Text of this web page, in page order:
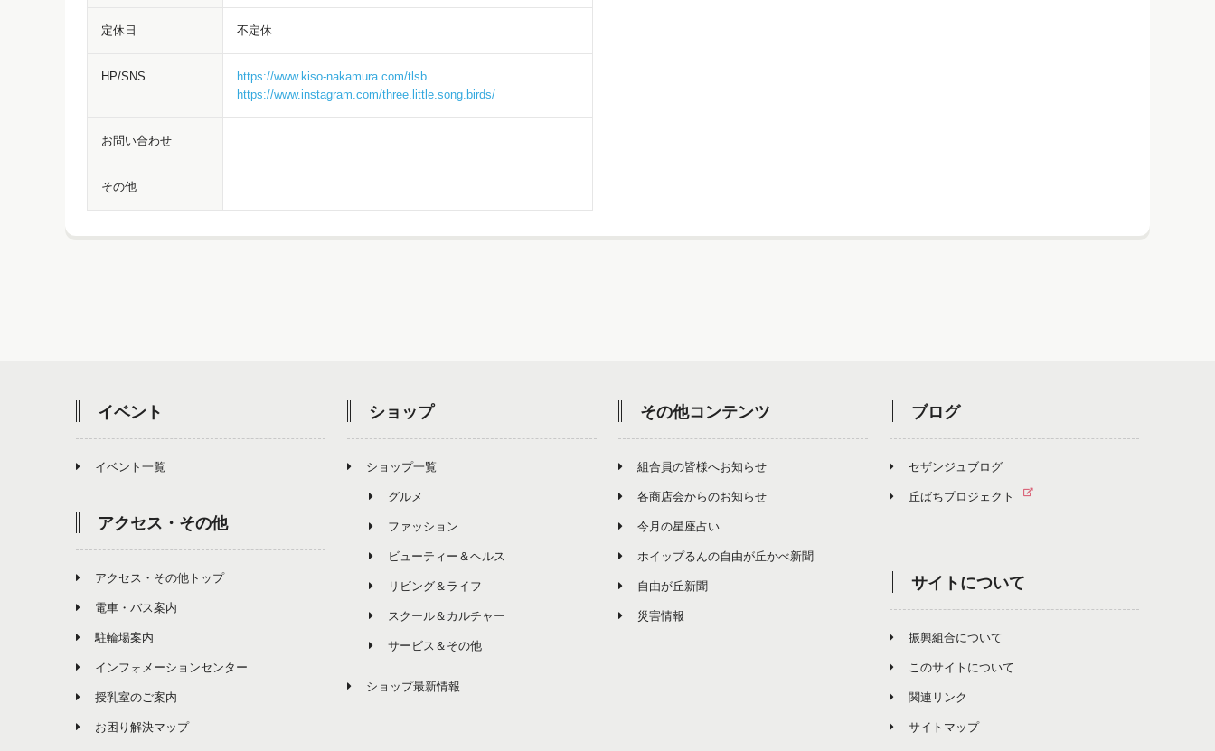
定休日 不定休
HP/SNS
https://www.kiso-nakamura.com/tlsb
https://www.instagram.com/three.little.song.birds/
お問い合わせ
その他
イベント
イベント一覧
アクセス・その他
アクセス・その他トップ
電車・バス案内
駐輪場案内
インフォメーションセンター
授乳室のご案内
お困り解決マップ
ショップ
ショップ一覧
グルメ
ファッション
ビューティー＆ヘルス
リビング＆ライフ
スクール＆カルチャー
サービス＆その他
ショップ最新情報
その他コンテンツ
組合員の皆様へお知らせ
各商店会からのお知らせ
今月の星座占い
ホイップるんの自由が丘かべ新聞
自由が丘新聞
災害情報
ブログ
セザンジュブログ
丘ばちプロジェクト
サイトについて
振興組合について
このサイトについて
関連リンク
サイトマップ